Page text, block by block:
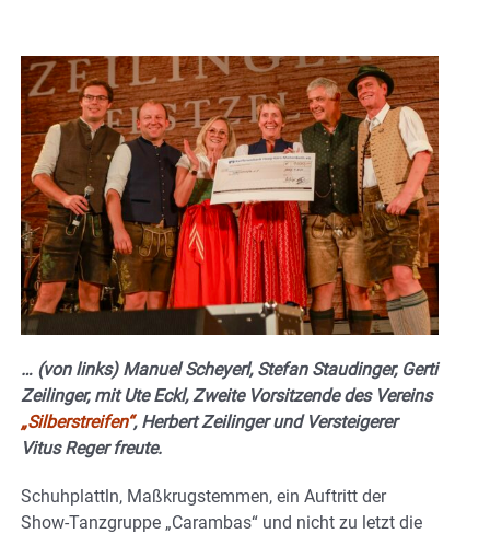
… (von links) Manuel Scheyerl, Stefan Staudinger, Gerti
Zeilinger, mit Ute Eckl, Zweite Vorsitzende des Vereins
„Silberstreifen“, Herbert Zeilinger und Versteigerer
Vitus Reger freute.
Schuhplattln, Maßkrugstemmen, ein Auftritt der
Show-Tanzgruppe „Carambas“ und nicht zu letzt die